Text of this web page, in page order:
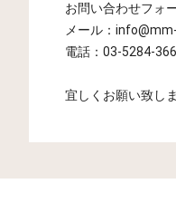
お問い合わせフォ
メール：
電話：03-5284-
宜しくお願い致しま